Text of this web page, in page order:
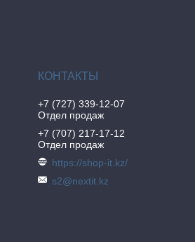
+7 (727) 339-12-07
Отдел продаж
+7 (707) 217-17-12
Отдел продаж
https://shop-it.kz/
s2@nextit.kz